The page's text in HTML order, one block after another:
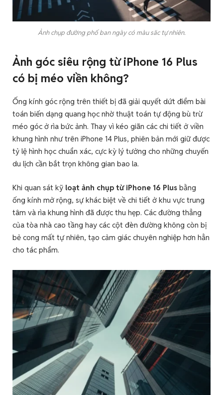
Ảnh chụp đường phố ban ngày có màu săc tự nhiên.
Ảnh góc siêu rộng từ iPhone 16 Plus
có bị méo viền không?
Ống kính góc rộng trên thiết bị đã giải quyết dứt điểm bài
toán biến dạng quang học nhờ thuật toán tự động bù trừ
méo góc ở rìa bức ảnh. Thay vì kéo giãn các chi tiết ở viền
khung hình như trên iPhone 14 Plus, phiên bản mới giữ được
tỷ lệ hình học chuẩn xác, cực kỳ lý tưởng cho những chuyến
du lịch cần bắt trọn không gian bao la.
Khi quan sát kỹ loạt ảnh chụp từ iPhone 16 Plus bằng
ống kính mở rộng, sự khác biệt về chi tiết ở khu vực trung
tâm và rìa khung hình đã được thu hẹp. Các đường thẳng
của tòa nhà cao tầng hay các cột đèn đường không còn bị
bẻ cong mất tự nhiên, tạo cảm giác chuyên nghiệp hơn hẳn
cho tác phẩm.